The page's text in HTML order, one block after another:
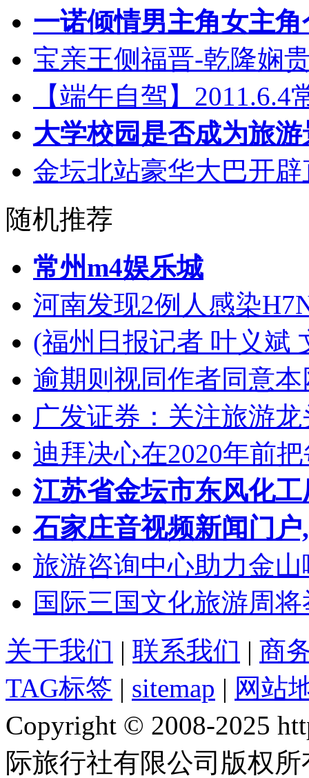
一诺倾情男主角女主
宝亲王侧福晋-乾隆娴
【端午自驾】
大学校园是否成为旅
金坛北站豪华大巴开
随机推荐
常州m4娱乐城
河南发现2例人感染
(福州日报记者 叶义斌
逾期则视同作者同意
广发证券：关注旅游
迪拜决心在2020年前
江苏省金坛市东风化工
石家庄音视频新闻门
旅游咨询中心助力金
国际三国文化旅游周
关于我们 | 联系我们 | 商
TAG标签 | sitemap | 网站
Copyright © 2008-2025
际旅行社有限公司版权